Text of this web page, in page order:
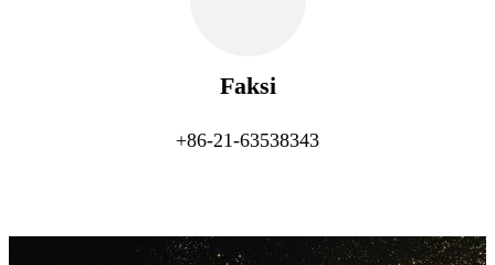
Faksi
+86-21-63538343